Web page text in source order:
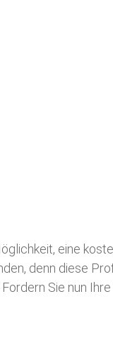
eine
denn diese
Sie nun